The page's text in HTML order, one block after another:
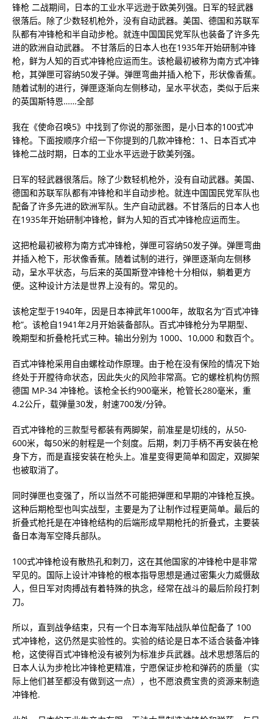
锋枪 二战期间，日本的工业水平远逊于欧美列强。日军的轻武器
很落后。除了少数轻机枪外，没有自动武器。美国、德国和苏联军
队都有冲锋枪和半自动步枪。就连中国国民党军队也装备了许多先
进的欧洲自动武器。 不甘落后的日本人也在1935年开始研制冲锋
枪，鲜为人知的百式冲锋枪应运而生。该枪最初被称为南方式冲锋
枪，其弹匣可容纳50发子弹。弹匣弯曲并插入枪下，形状像香蕉。
随着试制的进行，弹匣逐渐向左侧移动，呈水平状态，类似于后来
的英国斯特恩……全部
我在《使命召唤5》中找到了你说的那张图，是小日本的100式冲
锋枪。下面按顺序介绍一下你提到的几款冲锋枪：1、日本百式冲
锋枪二战时期，日本的工业水平远逊于欧美列强。
日军的轻武器很落后。除了少数轻机枪外，没有自动武器。美国、
德国和苏联军队都有冲锋枪和半自动步枪。就连中国国民党军队也
配备了许多先进的欧洲军队。生产自动武器。不甘落后的日本人也
在1935年开始研制冲锋枪，鲜为人知的百式冲锋枪应运而生。
这把枪最初被称为南方式冲锋枪，弹匣可容纳50发子弹。弹匣弯曲
并插入枪下，形状像香蕉。随着试制的进行，弹匣逐渐向左侧移
动，呈水平状态，与后来的英国斯登冲锋枪十分相似，躺着更方
便。这种设计方法是世界上没有的。常见的。
该枪定型于1940年，因是日本神武年1000年，故取名为“百式冲锋
枪”。该枪自1941年2月开始装备部队。百式冲锋枪分为早期型、
晚期型和折叠枪托式三种。输出分别为 1000、10,000 和数百个。
百式冲锋枪采用自由螺栓动作原理。由于枪在没有保险的情况下始
终处于开膛待命状态，因此失火的风险非常高。它的螺栓机构仿照
德国 MP-34 冲锋枪。该枪全长约900毫米，枪管长280毫米，重
4.2公斤，载弹量30发，射速700发/分钟。
百式冲锋枪的三款型号都装有两脚架，前准星是切线的，从50-
600米，每50米的射程是一个刻度。后期，刺刀手柄不再安装在枪
身下方，而是直接安装在枪头上。准星变得更简单和固定，双脚架
也被取消了。
同时弹匣也变强了，所以当然不可能把弹匣和早期的冲锋枪互换。
这种后期枪型也叫实战型，主要是为了让制作过程更简单。最后的
折叠式枪托是在冲锋枪结构的后端形成早期枪托的折叠式，主要装
备日本海军空降兵部队。
100式冲锋枪设有散热孔和刺刀，这在其他国家的冲锋枪中是非常
罕见的。国际上设计冲锋枪的根本指导思想是通过密集火力威慑敌
人，但日军对肉搏战有着特殊的执念，经常在战斗的最后阶段打刺
刀。
所以，直到战争结束，只有一个日本海军陆战队单位配备了 100
式冲锋枪，这仍然是实验性的。实验的结论是日本不适合装备冲锋
枪，这使得百式冲锋枪没有被列为标准步兵武器。战术思想落后的
日本人认为步枪比冲锋枪更精准，宁愿保证步枪和弹药的质量（实
际上他们甚至都没有做到这一点），也不愿浪费宝贵的资源来制造
冲锋枪.